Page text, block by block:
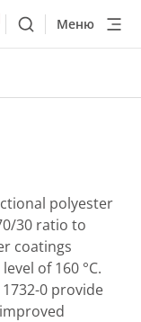
ПоискМеню
polyester
30 ratio to
coatings
of 160 °C.
0 provide